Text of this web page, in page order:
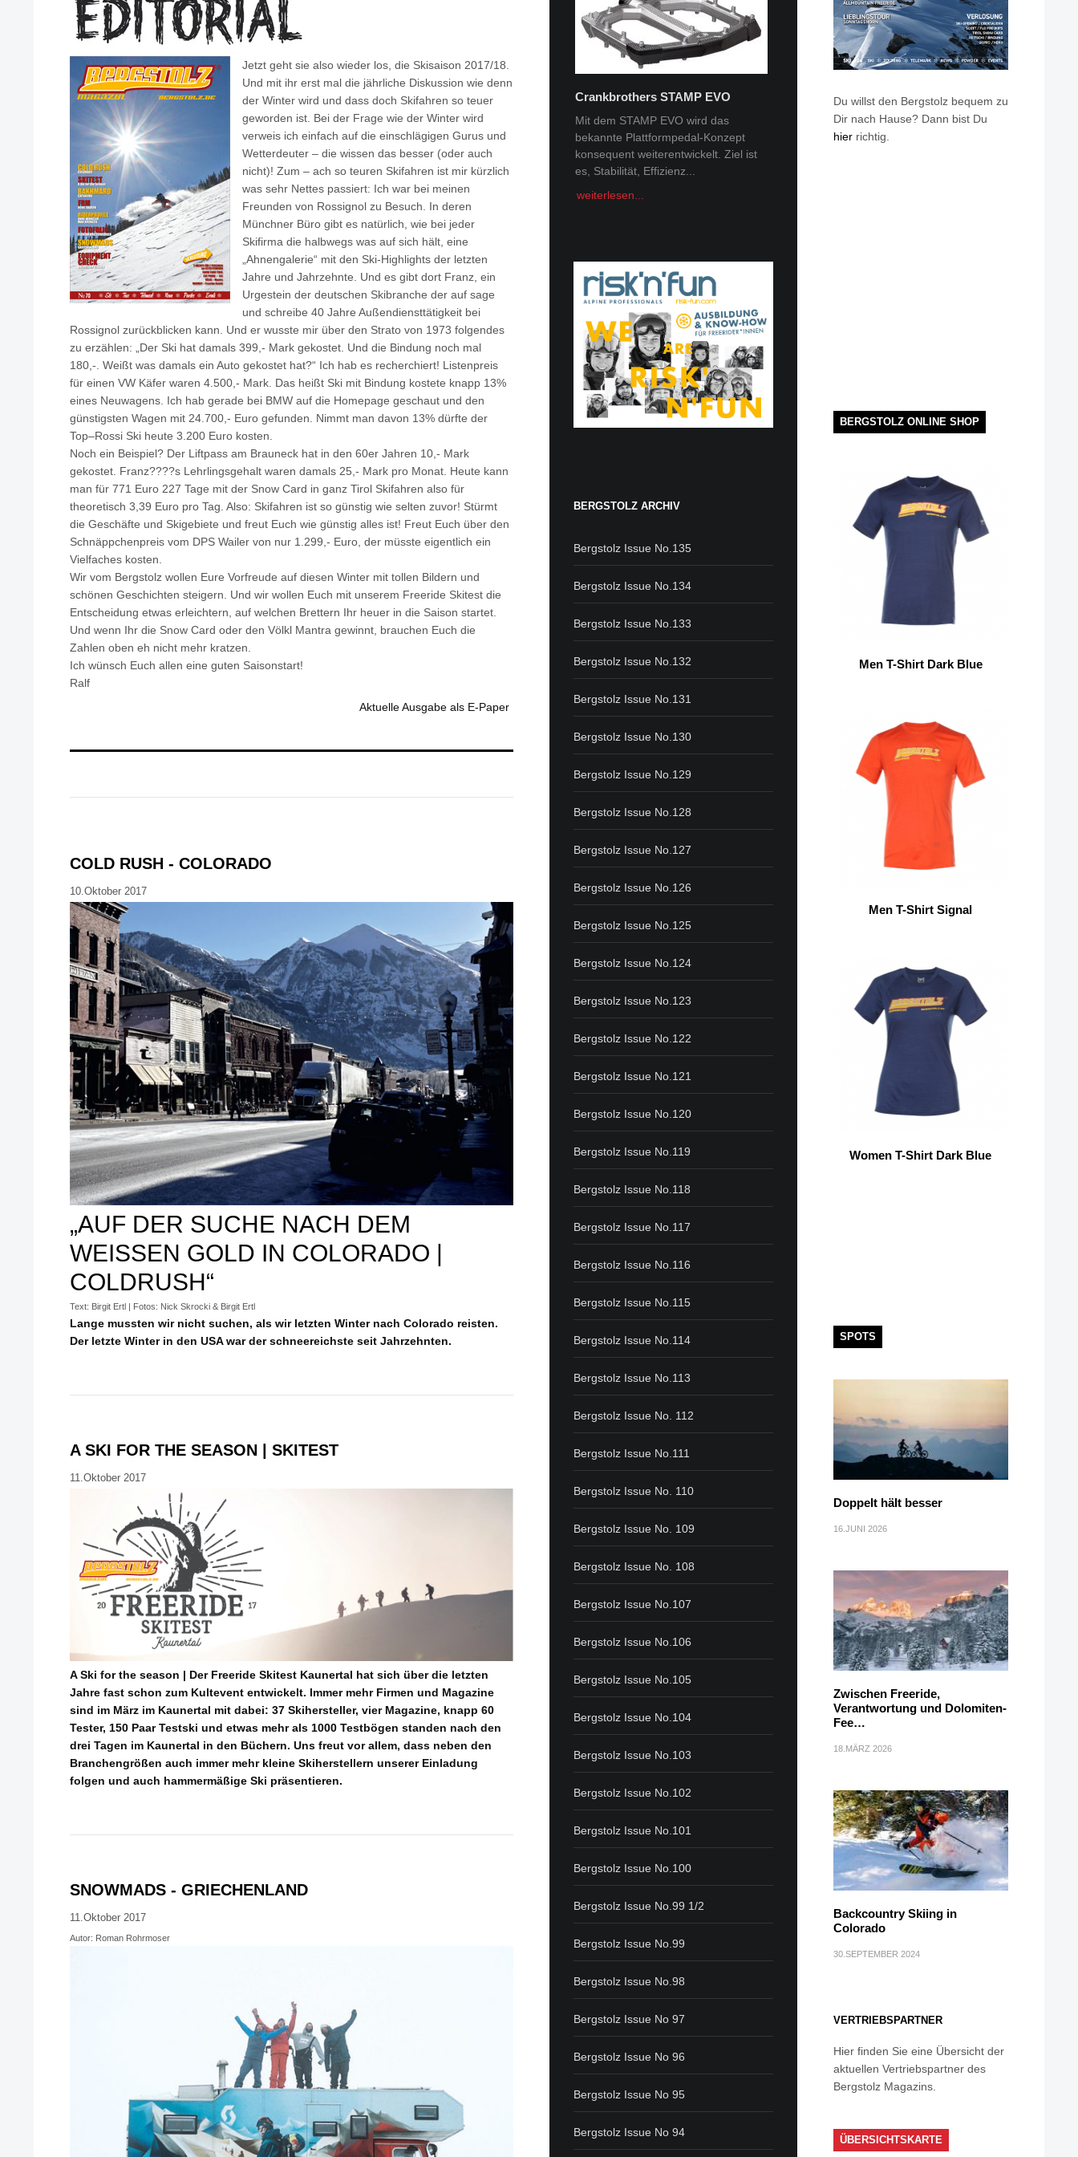
Jetzt geht sie also wieder los, die Skisaison 2017/18.
Und mit ihr erst mal die jährliche Diskussion wie denn
der Winter wird und dass doch Skifahren so teuer
geworden ist. Bei der Frage wie der Winter wird
verweis ich einfach auf die einschlägigen Gurus und
Wetterdeuter – die wissen das besser (oder auch
nicht)! Zum – ach so teuren Skifahren ist mir kürzlich
was sehr Nettes passiert: Ich war bei meinen
Freunden von Rossignol zu Besuch. In deren
Münchner Büro gibt es natürlich, wie bei jeder
Skifirma die halbwegs was auf sich hält, eine
„Ahnengalerie“ mit den Ski-Highlights der letzten
Jahre und Jahrzehnte. Und es gibt dort Franz, ein
Urgestein der deutschen Skibranche der auf sage
und schreibe 40 Jahre Außendiensttätigkeit bei
Rossignol zurückblicken kann. Und er wusste mir über den Strato von 1973 folgendes
zu erzählen: „Der Ski hat damals 399,- Mark gekostet. Und die Bindung noch mal
180,-. Weißt was damals ein Auto gekostet hat?“ Ich hab es recherchiert! Listenpreis
für einen VW Käfer waren 4.500,- Mark. Das heißt Ski mit Bindung kostete knapp 13%
eines Neuwagens. Ich hab gerade bei BMW auf die Homepage geschaut und den
günstigsten Wagen mit 24.700,- Euro gefunden. Nimmt man davon 13% dürfte der
Top–Rossi Ski heute 3.200 Euro kosten.
Noch ein Beispiel? Der Liftpass am Brauneck hat in den 60er Jahren 10,- Mark
gekostet. Franz????s Lehrlingsgehalt waren damals 25,- Mark pro Monat. Heute kann
man für 771 Euro 227 Tage mit der Snow Card in ganz Tirol Skifahren also für
theoretisch 3,39 Euro pro Tag. Also: Skifahren ist so günstig wie selten zuvor! Stürmt
die Geschäfte und Skigebiete und freut Euch wie günstig alles ist! Freut Euch über den
Schnäppchenpreis vom DPS Wailer von nur 1.299,- Euro, der müsste eigentlich ein
Vielfaches kosten.
Wir vom Bergstolz wollen Eure Vorfreude auf diesen Winter mit tollen Bildern und
schönen Geschichten steigern. Und wir wollen Euch mit unserem Freeride Skitest die
Entscheidung etwas erleichtern, auf welchen Brettern Ihr heuer in die Saison startet.
Und wenn Ihr die Snow Card oder den Völkl Mantra gewinnt, brauchen Euch die
Zahlen oben eh nicht mehr kratzen.
Ich wünsch Euch allen eine guten Saisonstart!
Ralf
Aktuelle Ausgabe als E-Paper
COLD RUSH - COLORADO
10.Oktober 2017
„AUF DER SUCHE NACH DEM
WEISSEN GOLD IN COLORADO |
COLDRUSH“
Text: Birgit Ertl | Fotos: Nick Skrocki & Birgit Ertl
Lange mussten wir nicht suchen, als wir letzten Winter nach Colorado reisten.
Der letzte Winter in den USA war der schneereichste seit Jahrzehnten.
A SKI FOR THE SEASON | SKITEST
11.Oktober 2017
A Ski for the season | Der Freeride Skitest Kaunertal hat sich über die letzten
Jahre fast schon zum Kultevent entwickelt. Immer mehr Firmen und Magazine
sind im März im Kaunertal mit dabei: 37 Skihersteller, vier Magazine, knapp 60
Tester, 150 Paar Testski und etwas mehr als 1000 Testbögen standen nach den
drei Tagen im Kaunertal in den Büchern. Uns freut vor allem, dass neben den
Branchengrößen auch immer mehr kleine Skiherstellern unserer Einladung
folgen und auch hammermäßige Ski präsentieren.
SNOWMADS - GRIECHENLAND
11.Oktober 2017
Autor: Roman Rohrmoser
Crankbrothers STAMP EVO
Mit dem STAMP EVO wird das
bekannte Plattformpedal-Konzept
konsequent weiterentwickelt. Ziel ist
es, Stabilität, Effizienz...
weiterlesen...
Tobi Tritscher x Van Deer
Im Schnee Zuhause Name: Tobi
Trischer Alter: 31Homespot:
Schladming, AustriaSponsoren: Van
BERGSTOLZ ARCHIV
Bergstolz Issue No.135
Bergstolz Issue No.134
Bergstolz Issue No.133
Bergstolz Issue No.132
Bergstolz Issue No.131
Bergstolz Issue No.130
Bergstolz Issue No.129
Bergstolz Issue No.128
Bergstolz Issue No.127
Bergstolz Issue No.126
Bergstolz Issue No.125
Bergstolz Issue No.124
Bergstolz Issue No.123
Bergstolz Issue No.122
Bergstolz Issue No.121
Bergstolz Issue No.120
Bergstolz Issue No.119
Bergstolz Issue No.118
Bergstolz Issue No.117
Bergstolz Issue No.116
Bergstolz Issue No.115
Bergstolz Issue No.114
Bergstolz Issue No.113
Bergstolz Issue No. 112
Bergstolz Issue No.111
Bergstolz Issue No. 110
Bergstolz Issue No. 109
Bergstolz Issue No. 108
Bergstolz Issue No.107
Bergstolz Issue No.106
Bergstolz Issue No.105
Bergstolz Issue No.104
Bergstolz Issue No.103
Bergstolz Issue No.102
Bergstolz Issue No.101
Bergstolz Issue No.100
Bergstolz Issue No.99 1/2
Bergstolz Issue No.99
Bergstolz Issue No.98
Bergstolz Issue No 97
Bergstolz Issue No 96
Bergstolz Issue No 95
Bergstolz Issue No 94
Du willst den Bergstolz bequem zu
Dir nach Hause? Dann bist Du
hierrichtig.
BERGSTOLZ ONLINE SHOP
Men T-Shirt Dark Blue
Men T-Shirt Signal
Women T-Shirt Dark Blue
SPOTS
Doppelt hält besser
16.JUNI 2026
Zwischen Freeride,
Verantwortung und Dolomiten-
Fee…
18.MÄRZ 2026
Backcountry Skiing in
Colorado
30.SEPTEMBER 2024
VERTRIEBSPARTNER
Hier finden Sie eine Übersicht der
aktuellen Vertriebspartner des
Bergstolz Magazins.
ÜBERSICHTSKARTE